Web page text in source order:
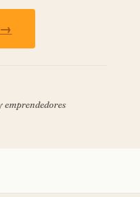
→
emprendedores